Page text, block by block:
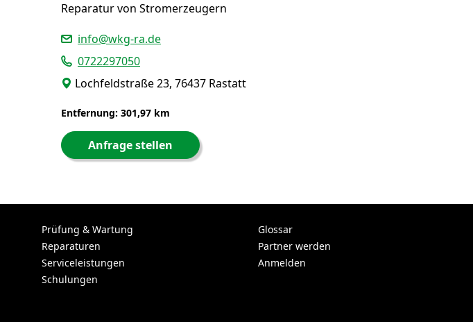
Reparatur von Stromerzeugern
info@wkg-ra.de
0722297050
Lochfeldstraße 23, 76437 Rastatt
Entfernung: 301,97 km
Anfrage stellen
Prüfung & Wartung
Reparaturen
Serviceleistungen
Schulungen
Glossar
Partner werden
Anmelden